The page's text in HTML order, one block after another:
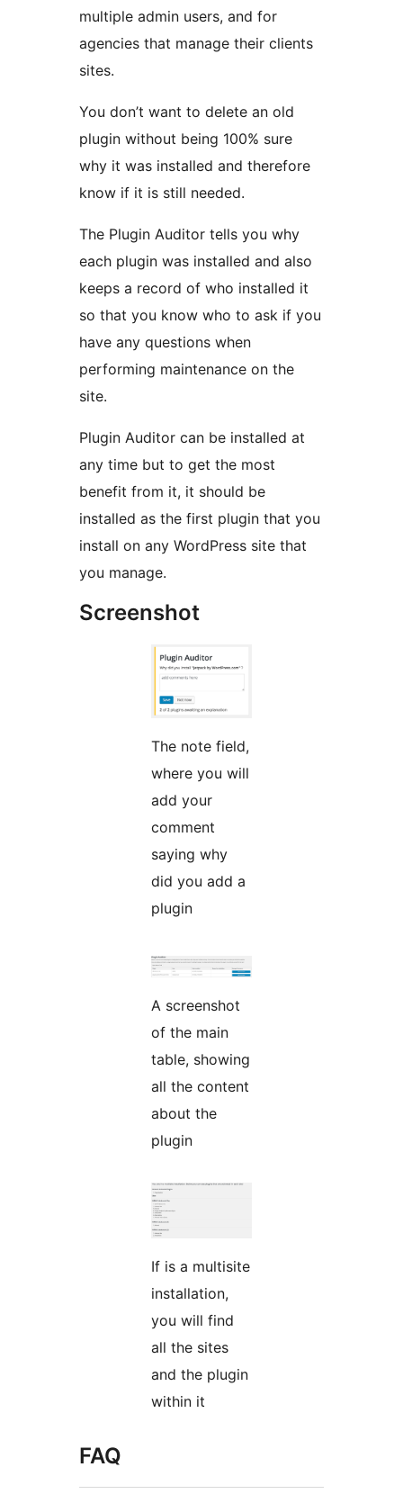
multiple admin users, and for
agencies that manage their clients
sites.
You don’t want to delete an old
plugin without being 100% sure
why it was installed and therefore
know if it is still needed.
The Plugin Auditor tells you why
each plugin was installed and also
keeps a record of who installed it
so that you know who to ask if you
have any questions when
performing maintenance on the
site.
Plugin Auditor can be installed at
any time but to get the most
benefit from it, it should be
installed as the first plugin that you
install on any WordPress site that
you manage.
Screenshot
The note field,
where you will
add your
comment
saying why
did you add a
plugin
A screenshot
of the main
table, showing
all the content
about the
plugin
If is a multisite
installation,
you will find
all the sites
and the plugin
within it
FAQ